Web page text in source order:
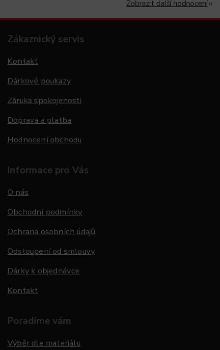
Zobrazit další hodnocení
Zákaznický servis
Kontakt
Dárkové poukazy
Záruka spokojenosti
Doprava a platba
Hodnocení obchodu
Informace pro Vás
O nás
Obchodní podmínky
Ochrana osobních údajů
Odstoupení od smlouvy
Dárky k objednávce
Kontakt
Poradíme vám
Výběr dle materiálu